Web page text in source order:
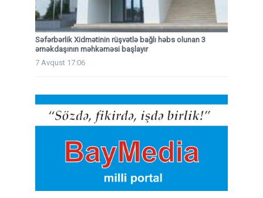
Səfərbərlik Xidmətinin rüşvətlə bağlı həbs olunan 3
əməkdaşının məhkəməsi başlayır
7 Avqust 17:06